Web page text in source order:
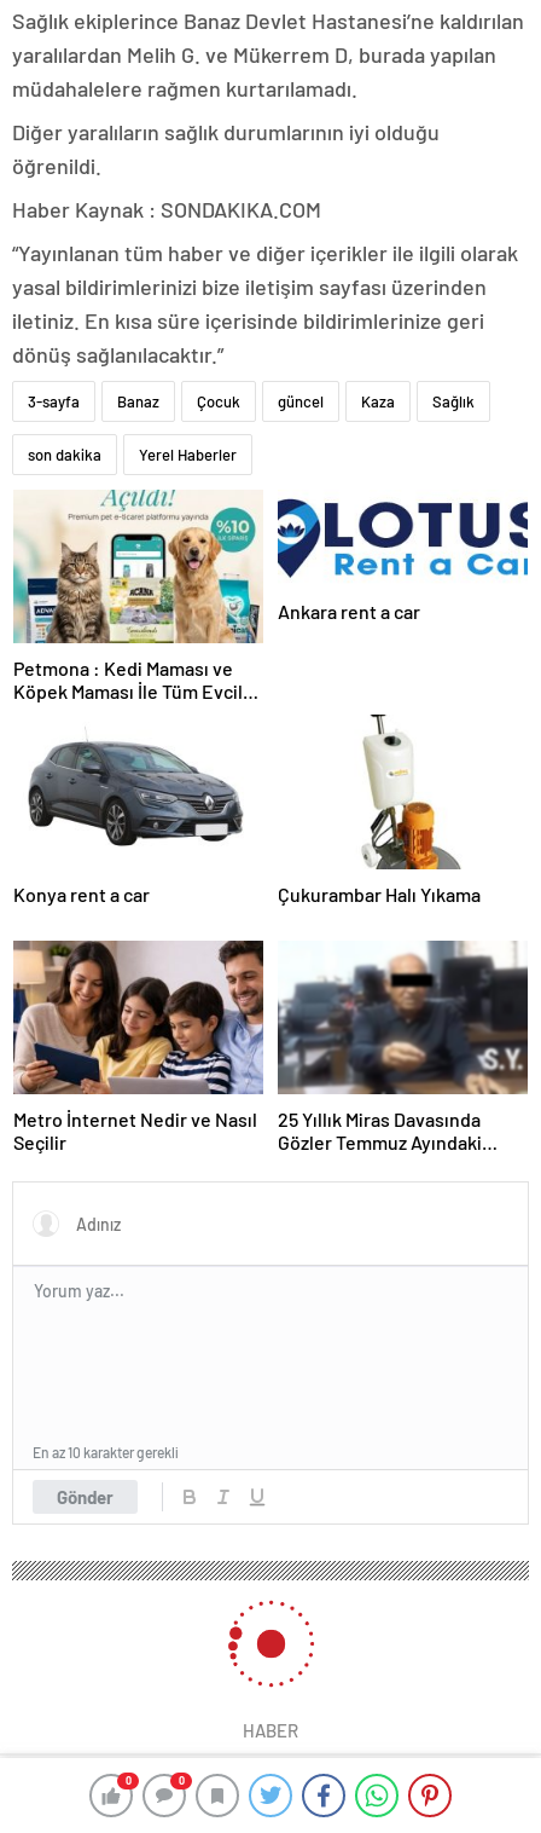
0 0
Sağlık ekiplerince Banaz Devlet Hastanesi’ne kaldırılan
yaralılardan Melih G. ve Mükerrem D, burada yapılan
müdahalelere rağmen kurtarılamadı.
Diğer yaralıların sağlık durumlarının iyi olduğu
öğrenildi.
Haber Kaynak : SONDAKIKA.COM
“Yayınlanan tüm haber ve diğer içerikler ile ilgili olarak
yasal bildirimlerinizi bize iletişim sayfası üzerinden
iletiniz. En kısa süre içerisinde bildirimlerinize geri
dönüş sağlanılacaktır.”
3-sayfa Banaz Çocuk güncel Kaza Sağlık
son dakika Yerel Haberler
Petmona : Kedi Maması ve
Köpek Maması İle Tüm Evcil
Ankara rent a car
Konya rent a car Çukurambar Halı Yıkama
Metro İnternet Nedir ve Nasıl
Seçilir
25 Yıllık Miras Davasında
Gözler Temmuz Ayındaki
Gönder
En az 10 karakter gerekli
HABER